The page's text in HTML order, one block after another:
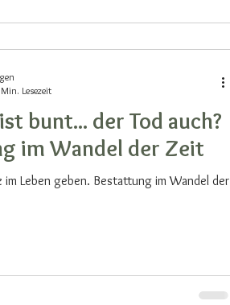
bunt... der Tod auch?
im Wandel der Zeit
im Leben geben. Bestattung im Wandel der
Lesezeit